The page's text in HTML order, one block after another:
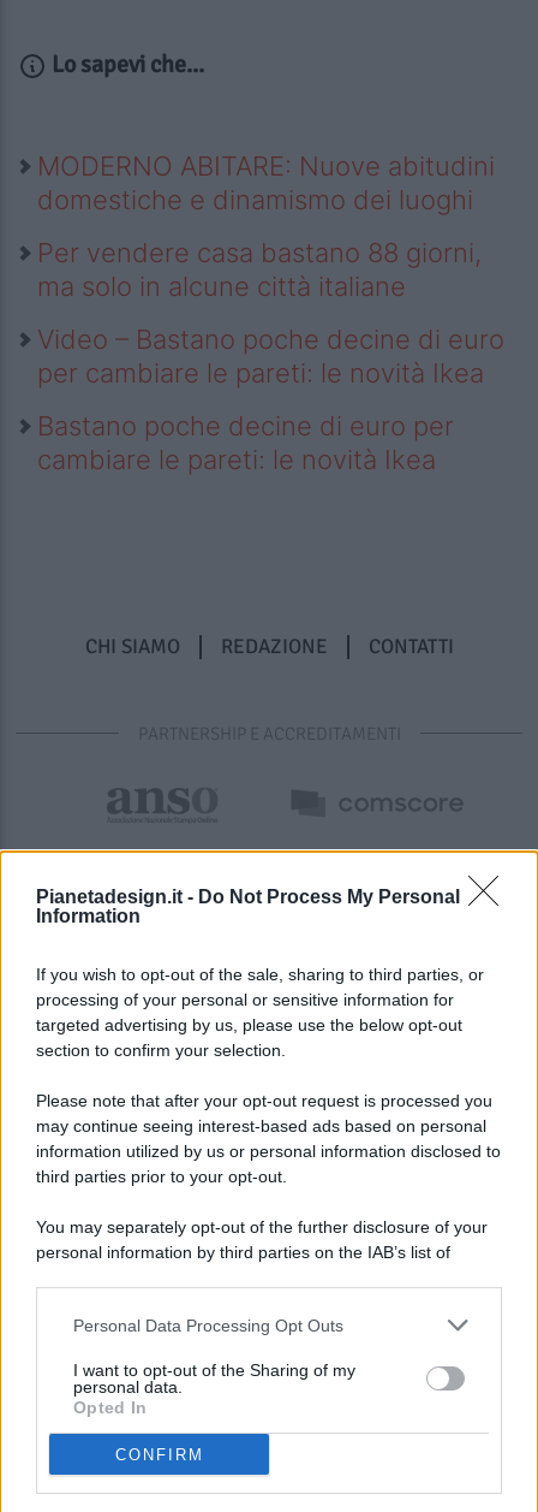
Pianetadesign.it - Do Not Process My Personal
Information
If you wish to opt-out of the sale, sharing to third parties, or
processing of your personal or sensitive information for
targeted advertising by us, please use the below opt-out
section to confirm your selection.
Please note that after your opt-out request is processed you
may continue seeing interest-based ads based on personal
information utilized by us or personal information disclosed to
third parties prior to your opt-out.
You may separately opt-out of the further disclosure of your
personal information by third parties on the IAB’s list of
This information may also be disclosed by us to third parties
disclose it to other third parties.
Personal Data Processing Opt Outs
I want to opt-out of the Sharing of my
personal data.
Opted In
CONFIRM
Lo sapevi che...
MODERNO ABITARE: Nuove abitudini
domestiche e dinamismo dei luoghi
Per vendere casa bastano 88 giorni,
ma solo in alcune città italiane
Video – Bastano poche decine di euro
per cambiare le pareti: le novità Ikea
Bastano poche decine di euro per
cambiare le pareti: le novità Ikea
CHI SIAMO REDAZIONE CONTATTI
PARTNERSHIP E ACCREDITAMENTI
© 2026 - Pianeta Design - P.IVA 04827280654 - Testata
Registrata Al Tribunale Di Nocera Inferiore N. 8/2020 - RG N.
ISCRIZIONE AL ROC N. 35792 – ISCRITTA ALL’ANSO
(ASSOCIAZIONE NAZIONALE STAMPA ONLINE)
PREFERENZE PRIVACY